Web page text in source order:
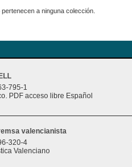
a ninguna colección.
795-1
PDF acceso libre Español
valencianista
320-4
Valenciano